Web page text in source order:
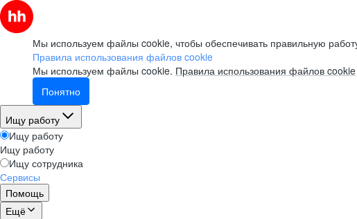
Мы используем файлы cookie, чтобы обеспечивать правильную
Правила использования файлов cookie
Мы используем файлы cookie. Правила использования файлов cookie
Понятно
Ищу работу
Ищу работу
Ищу работу
Ищу сотрудника
Сервисы
Помощь
Ещё